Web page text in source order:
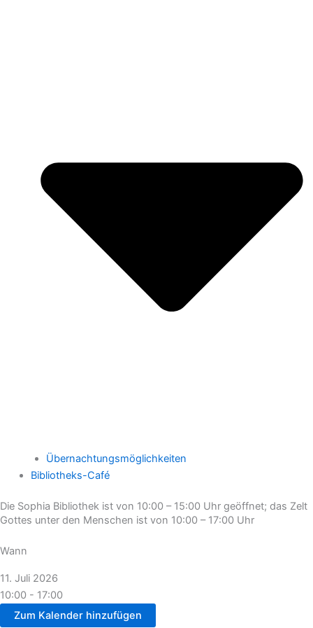
Übernachtungsmöglichkeiten
Bibliotheks-Café
Die Sophia Bibliothek ist von 10:00 – 15:00 Uhr geöffnet; das Zelt
Gottes unter den Menschen ist von 10:00 – 17:00 Uhr
Wann
11. Juli 2026
10:00 - 17:00
Zum Kalender hinzufügen